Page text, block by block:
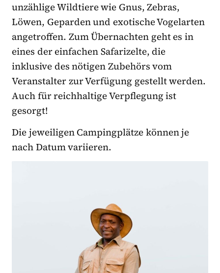
unzählige Wildtiere wie Gnus, Zebras,
Löwen, Geparden und exotische Vogelarten
angetroffen. Zum Übernachten geht es in
eines der einfachen Safarizelte, die
inklusive des nötigen Zubehörs vom
Veranstalter zur Verfügung gestellt werden.
Auch für reichhaltige Verpflegung ist
gesorgt!
Die jeweiligen Campingplätze können je
nach Datum variieren.